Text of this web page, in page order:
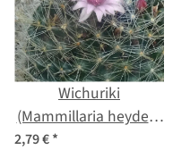
Wichuriki
(Mammillaria heyderi)
2,79 €*